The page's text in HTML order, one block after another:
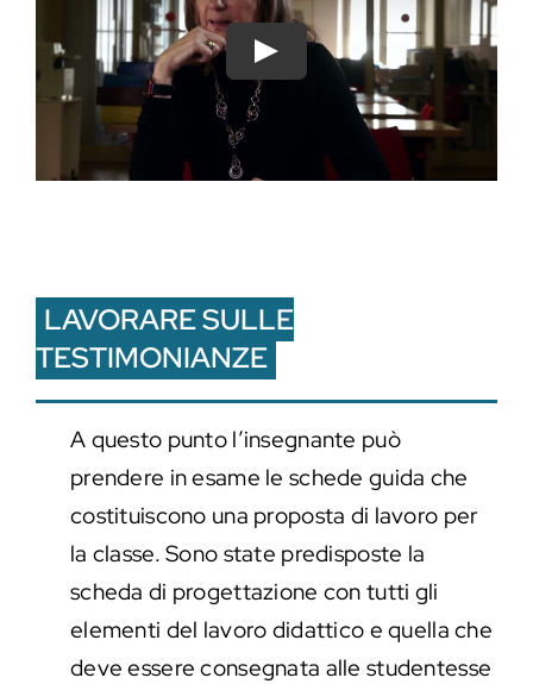
Play
LAVORARE SULLE
TESTIMONIANZE
A questo punto l’insegnante può
prendere in esame le schede guida che
costituiscono una proposta di lavoro per
la classe. Sono state predisposte la
scheda di progettazione con tutti gli
elementi del lavoro didattico e quella che
deve essere consegnata alle studentesse